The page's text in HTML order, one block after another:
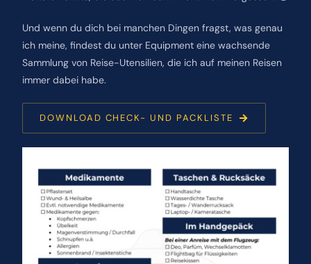
Und wenn du dich bei manchen Dingen fragst, was genau
ich meine, findest du unter Equipment eine wachsende
Sammlung von Reise-Utensilien, die ich auf meinen Reisen
immer dabei habe.
DOWNLOAD CHECK- UND PACKLISTE